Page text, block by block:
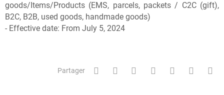
goods/Items/Products (EMS, parcels, packets / C2C (gift),
B2C, B2B, used goods, handmade goods)
- Effective date: From July 5, 2024
Partager